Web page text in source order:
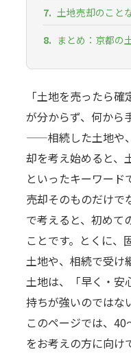
土地売却のこと
まとめ：京都の
「土地を売ったら
が分からず、何から
——相続した土地や
却を考え始めると、
といったキーワード
売却そのものだけで
で考えると、初めて
ことです。とくに、
土地や、相続で受け
土地は、「早く・安
持ちが強いのではな
このページでは、
をお考えの方に向け